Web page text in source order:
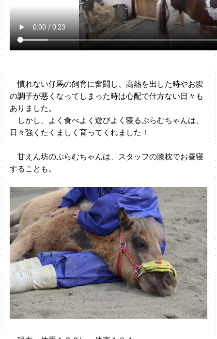
慣れない仔馬の飼育に奮闘し、高熱を出した時やお腹
の調子が悪くなってしまった時は心配で仕方ない日々も
ありました。
しかし、よく食べよく遊びよく寝るぷらむちゃんは、
日々強くたくましく育ってくれました！
甘えん坊のぷらむちゃんは、スタッフの膝枕でお昼寝
することも。